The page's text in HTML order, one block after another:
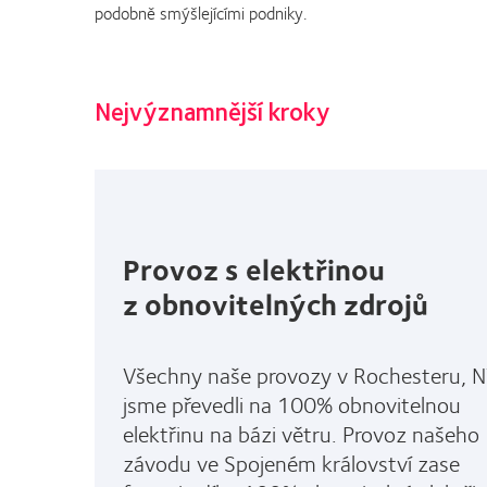
podobně smýšlejícími podniky.
Nejvýznamnější kroky
Provoz s elektřinou
z obnovitelných zdrojů
Všechny naše provozy v Rochesteru,
jsme převedli na 100% obnovitelnou
elektřinu na bázi větru. Provoz našeho
závodu ve Spojeném království zase